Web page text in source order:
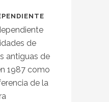
de
antiguas de
1987 como
de la